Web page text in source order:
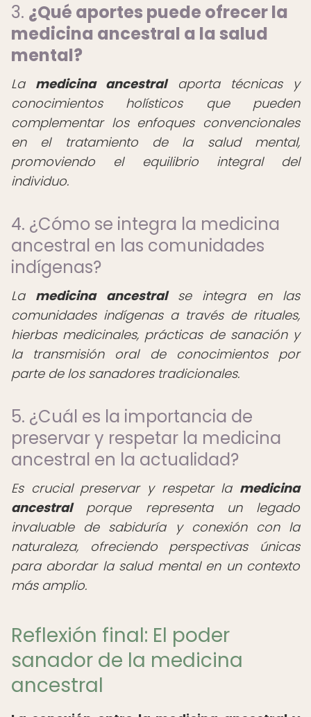
3. ¿Qué aportes puede ofrecer la
medicina ancestral a la salud
mental?
La medicina ancestralaporta técnicas y
conocimientos holísticos que pueden
complementar los enfoques convencionales
en el tratamiento de la salud mental,
promoviendo el equilibrio integral del
individuo.
4. ¿Cómo se integra la medicina
ancestral en las comunidades
indígenas?
La medicina ancestralse integra en las
comunidades indígenas a través de rituales,
hierbas medicinales, prácticas de sanación y
la transmisión oral de conocimientos por
parte de los sanadores tradicionales.
5. ¿Cuál es la importancia de
preservar y respetar la medicina
ancestral en la actualidad?
Es crucial preservar y respetar la medicina
ancestralporque representa un legado
invaluable de sabiduría y conexión con la
naturaleza, ofreciendo perspectivas únicas
para abordar la salud mental en un contexto
más amplio.
Reflexión final: El poder
sanador de la medicina
ancestral